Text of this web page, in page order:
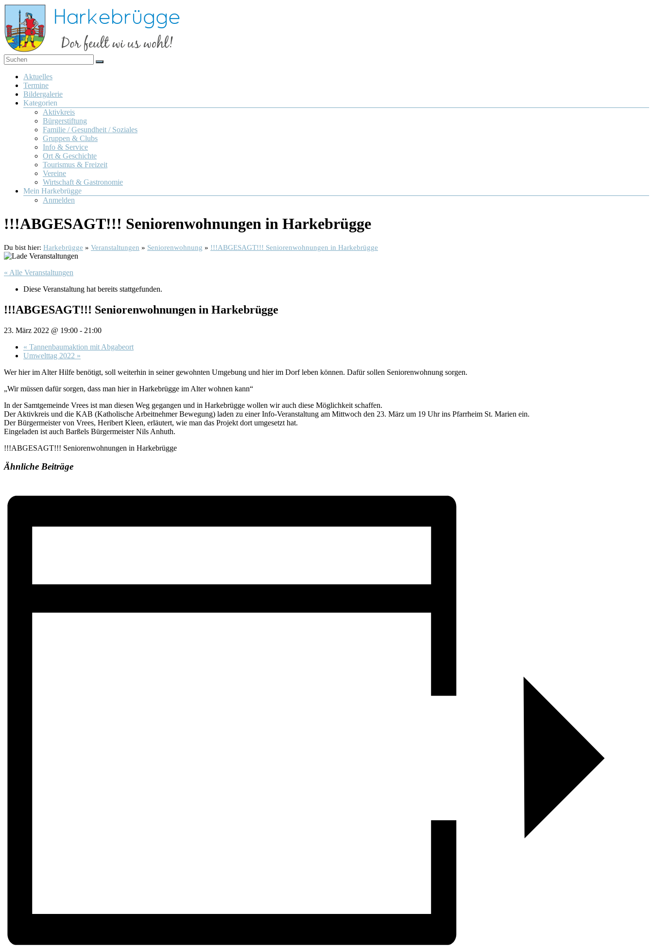
Zum
Inhalt
springen
Harkebrügge
Dor
feult
wi us
wohl!
Menü
Aktuelles
Termine
Bildergalerie
Kategorien
Aktivkreis
Bürgerstiftung
Familie / Gesundheit / Soziales
Gruppen & Clubs
Info & Service
Ort & Geschichte
Tourismus & Freizeit
Vereine
Wirtschaft & Gastronomie
Mein Harkebrügge
Anmelden
!!!ABGESAGT!!! Seniorenwohnungen in Harkebrügge
Du bist hier: Harkebrügge » Veranstaltungen » Seniorenwohnung » !!!ABGESAGT!!! Seniorenwohnungen in Harkebrügge
« Alle Veranstaltungen
Diese Veranstaltung hat bereits stattgefunden.
!!!ABGESAGT!!! Seniorenwohnungen in Harkebrügge
23. März 2022 @ 19:00 - 21:00
« Tannenbaumaktion mit Abgabeort
Umwelttag 2022 »
Wer hier im Alter Hilfe benötigt, soll weiterhin in seiner gewohnten Umgebung und hier im Dorf leben können. Dafür sollen Seniorenwohnung sorgen.
„Wir müssen dafür sorgen, dass man hier in Harkebrügge im Alter wohnen kann“
In der Samtgemeinde Vrees ist man diesen Weg gegangen und in Harkebrügge wollen wir auch diese Möglichkeit schaffen.
Der Aktivkreis und die KAB (Katholische Arbeitnehmer Bewegung) laden zu einer Info-Veranstaltung am Mittwoch den 23. März um 19 Uhr ins Pfarrheim St. Marien ein.
Der Bürgermeister von Vrees, Heribert Kleen, erläutert, wie man das Projekt dort umgesetzt hat.
Eingeladen ist auch Barßels Bürgermeister Nils Anhuth.
!!!ABGESAGT!!! Seniorenwohnungen in Harkebrügge
Ähnliche Beiträge